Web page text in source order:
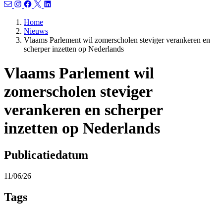
Home
Nieuws
Vlaams Parlement wil zomerscholen steviger verankeren en
scherper inzetten op Nederlands
Vlaams Parlement wil
zomerscholen steviger
verankeren en scherper
inzetten op Nederlands
Publicatiedatum
11/06/26
Tags